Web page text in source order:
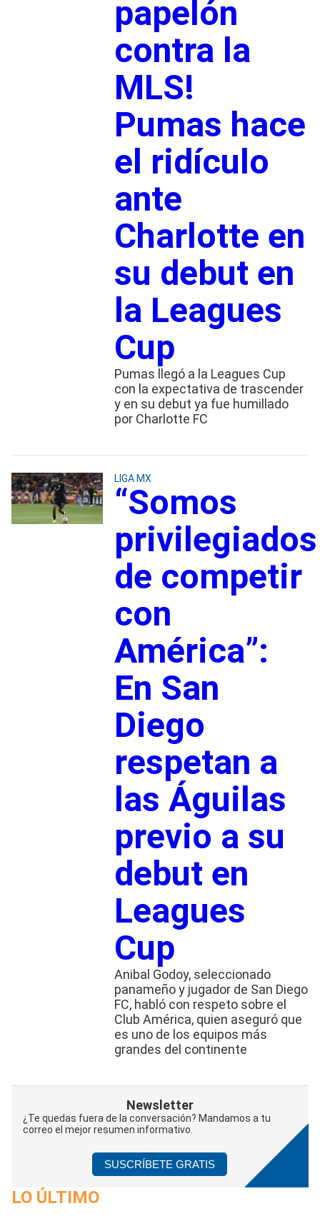
papelón
contra la
MLS!
Pumas hace
el ridículo
ante
Charlotte en
su debut en
la Leagues
Cup
Pumas llegó a la Leagues Cup
con la expectativa de trascender
y en su debut ya fue humillado
por Charlotte FC
LIGA MX
“Somos
privilegiados
de competir
con
América”:
En San
Diego
respetan a
las Águilas
previo a su
debut en
Leagues
Cup
Anibal Godoy, seleccionado
panameño y jugador de San Diego
FC, habló con respeto sobre el
Club América, quien aseguró que
es uno de los equipos más
grandes del continente
Newsletter
¿Te quedas fuera de la conversación? Mandamos a tu
correo el mejor resumen informativo.
SUSCRÍBETE GRATIS
LO ÚLTIMO